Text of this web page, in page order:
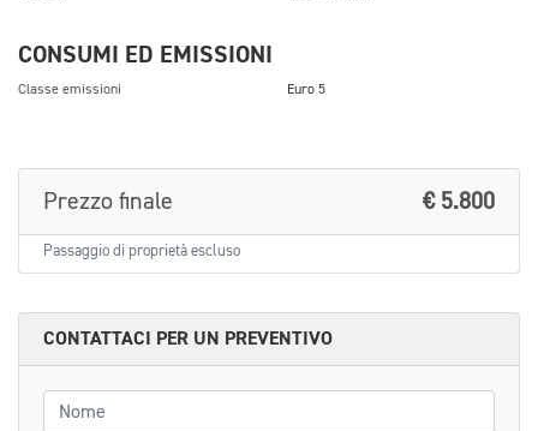
CONSUMI ED EMISSIONI
Classe emissioni Euro 5
Prezzo finale € 5.800
Passaggio di proprietà escluso
CONTATTACI PER UN PREVENTIVO
Nome